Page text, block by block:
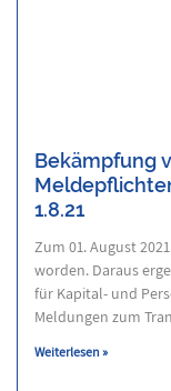
Bekämpfung
1.8.21
Zum 01. August
worden. Daraus
für Kapital- und
Meldungen zum
Weiterlesen »